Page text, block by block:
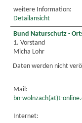
weitere Information:
Detailansicht
Bund Naturschutz -
1. Vorstand
Micha Lohr
Daten werden nicht
Mail:
bn-wolnzach(at)t-
Internet: